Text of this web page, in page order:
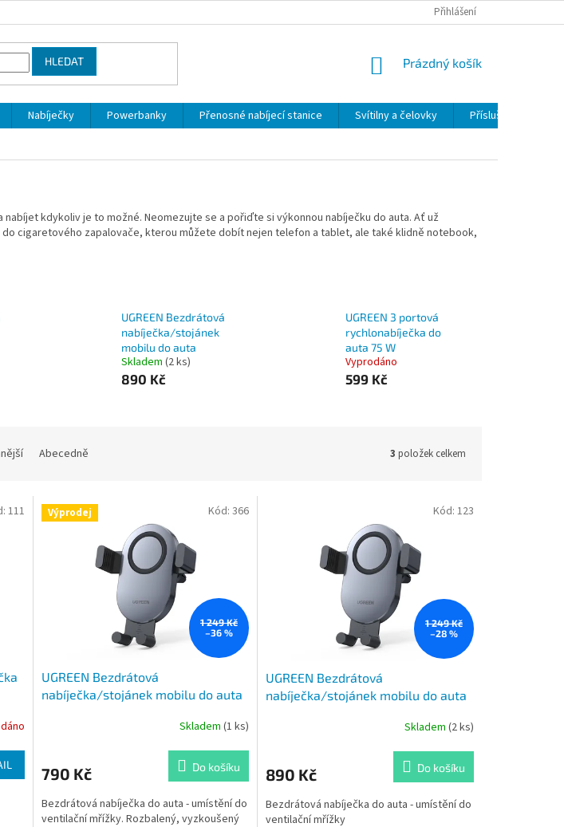
Přihlášení
HLEDAT
NÁKUPNÍ
Prázdný košík
Nabíječky Powerbanky Přenosné nabíjecí stanice Svítilny a čelovky
Příslušenství
kdykoliv je to možné. Neomezujte se a pořiďte si výkonnou nabíječku do auta. Ať už
cigaretového zapalovače, kterou můžete dobít nejen telefon a tablet, ale také klidně notebook,
UGREEN Bezdrátová
nabíječka/stojánek
mobilu do auta
Skladem (2 ks)
890 Kč
UGREEN 3 portová
rychlonabíječka do
auta 75 W
Vyprodáno
599 Kč
Abecedně 3 položek celkem
111 Výprodej
1 249 Kč
–36 %
UGREEN Bezdrátová
nabíječka/stojánek mobilu do auta
Skladem (1 ks)
790 Kč Do košíku
Bezdrátová nabíječka do auta - umístění do
ventilační mřížky. Rozbalený, vyzkoušený
Kód: 366
1 249 Kč
–28 %
UGREEN Bezdrátová
nabíječka/stojánek mobilu do auta
Skladem (2 ks)
890 Kč Do košíku
Bezdrátová nabíječka do auta - umístění do
ventilační mřížky
Kód: 123